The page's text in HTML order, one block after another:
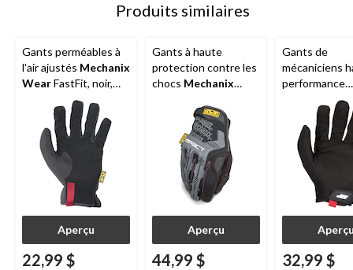
Produits similaires
Gants perméables à
l'air ajustés Mechanix
WearFastFit, noir,
choix de tailles
Aperçu
22,99 $
Gants à haute
protection contre les
chocs Mechanix
noir/gris, choix de
Aperçu
44,99 $
Gants de
mécaniciens
performance
Mechanix
Original, noir,
variées
32,99 $